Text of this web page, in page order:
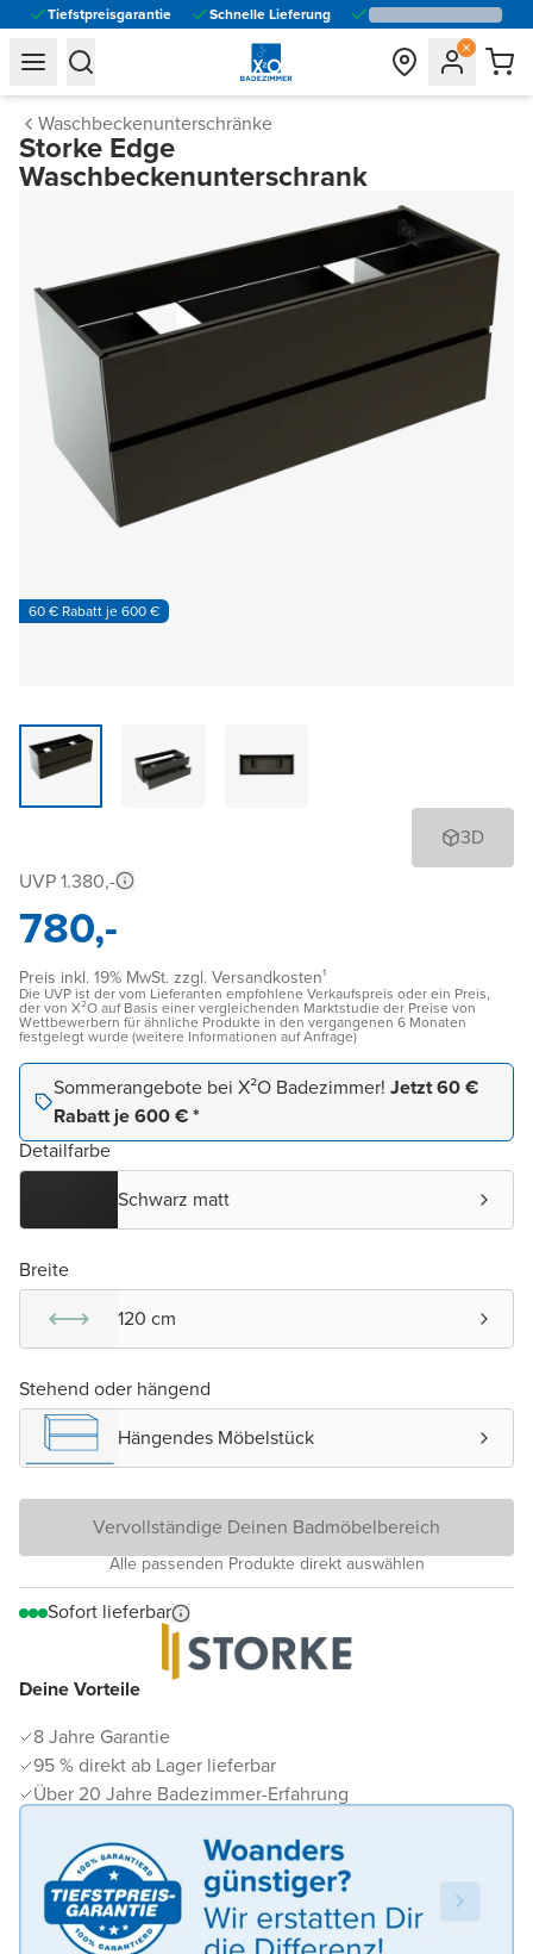
Tiefstpreisgarantie Schnelle Lieferung
general.navigation.toggle_menu.label
general.navigation.toggle_menu.label
Waschbeckenunterschränke
Storke Edge
Waschbeckenunterschrank
60 € Rabatt je 600 €
3D
Deine Vorteile
8 Jahre Garantie
95 % direkt ab Lager lieferbar
Über 20 Jahre Badezimmer-Erfahrung
UVP 1.380,-
780,-
Preis inkl. 19% MwSt. zzgl. Versandkosten¹
Die UVP ist der vom Lieferanten empfohlene Verkaufspreis oder ein Preis,
der von X²O auf Basis einer vergleichenden Marktstudie der Preise von
Wettbewerbern für ähnliche Produkte in den vergangenen 6 Monaten
festgelegt wurde (weitere Informationen auf Anfrage)
Sommerangebote bei X²O Badezimmer! Jetzt 60 €
Rabatt je 600 € *
Detailfarbe
Schwarz matt
Breite
120 cm
Stehend oder hängend
Hängendes Möbelstück
Vervollständige Deinen Badmöbelbereich
Alle passenden Produkte direkt auswählen
Sofort lieferbar